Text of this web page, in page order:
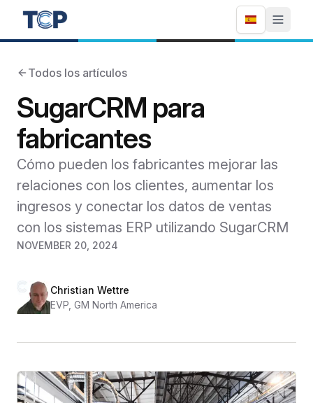
Todos los artículos
SugarCRM para
fabricantes
Cómo pueden los fabricantes mejorar las
relaciones con los clientes, aumentar los
ingresos y conectar los datos de ventas
con los sistemas ERP utilizando SugarCRM
NOVEMBER 20, 2024
Christian Wettre
EVP, GM North America